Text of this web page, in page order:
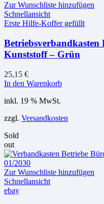
Zur Wunschliste hinzufügen
Schnellansicht
Erste Hilfe-Koffer gefüllt
Kunststoff – Grün
25,15 €
In den Warenkorb
inkl. 19 % MwSt.
zzgl. Versandkosten
Sold
out
Zur Wunschliste hinzufügen
Schnellansicht
ebay